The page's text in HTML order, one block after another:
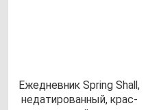
Ежед­нев­ник Spring Shall,
не­да­ти­ро­ван­ный, крас­